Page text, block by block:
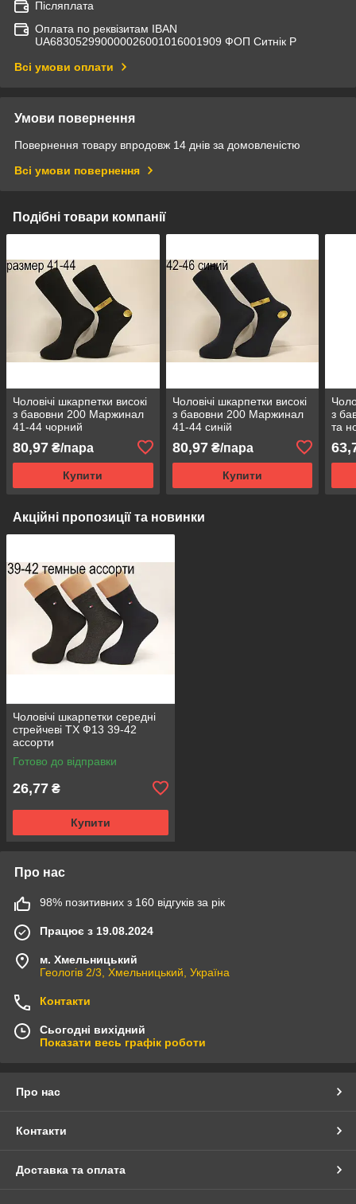
Післяплата
Оплата по реквізитам IBAN
UА683052990000026001016001909 ФОП Ситнік Р
Всі умови оплати
Умови повернення
Повернення товару впродовж 14 днів за домовленістю
Всі умови повернення
Подібні товари компанії
Чоловічі шкарпетки високі
з бавовни 200 Маржинал
41-44 чорний
80,97 ₴/пара
Купити
Чоловічі шкарпетки високі
з бавовни 200 Маржинал
41-44 синій
80,97₴/пара
Купити
з
та
Акційні пропозиції та новинки
Чоловічі шкарпетки середні
стрейчеві ТХ Ф13 39-42
ассорти
Готово до відправки
26,77 ₴
Купити
Про нас
98% позитивних з 160 відгуків за рік
Працює з 19.08.2024
м. Хмельницький
Геологів 2/3, Хмельницький, Україна
Контакти
Сьогодні вихідний
Показати весь графік роботи
Про нас
Контакти
Доставка та оплата